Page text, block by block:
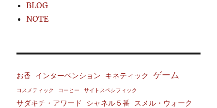
BLOG
NOTE
お香 インターベンション キネティック ゲーム
コスメティック コーヒー サイトスペシフィック
サダキチ・アワード シャネル５番 スメル・ウォーク